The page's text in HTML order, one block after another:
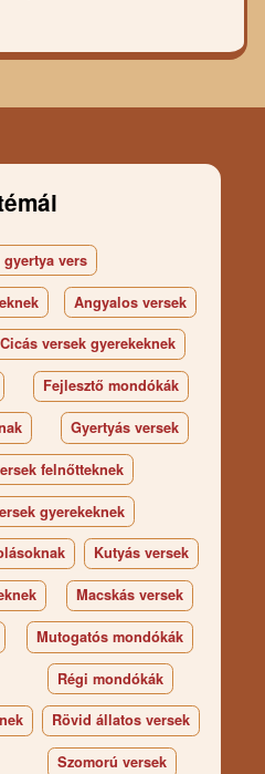
vers
Angyalos versek
Cicás versek gyerekeknek
Fejlesztő mondókák
Gyertyás versek
felnőtteknek
gyerekeknek
Kutyás versek
Macskás versek
Mutogatós mondókák
Régi mondókák
Rövid állatos versek
Szomorú versek